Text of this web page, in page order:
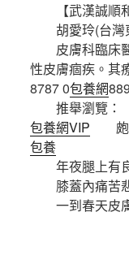
【武漢誠順和
胡愛玲(台灣
皮膚科臨床醫
性皮膚痼疾。其
8787 0包養網889
推舉瀏覽：
包養網VIP 皰
包養
年夜腿上有
膝蓋內痛苦
一到春天皮